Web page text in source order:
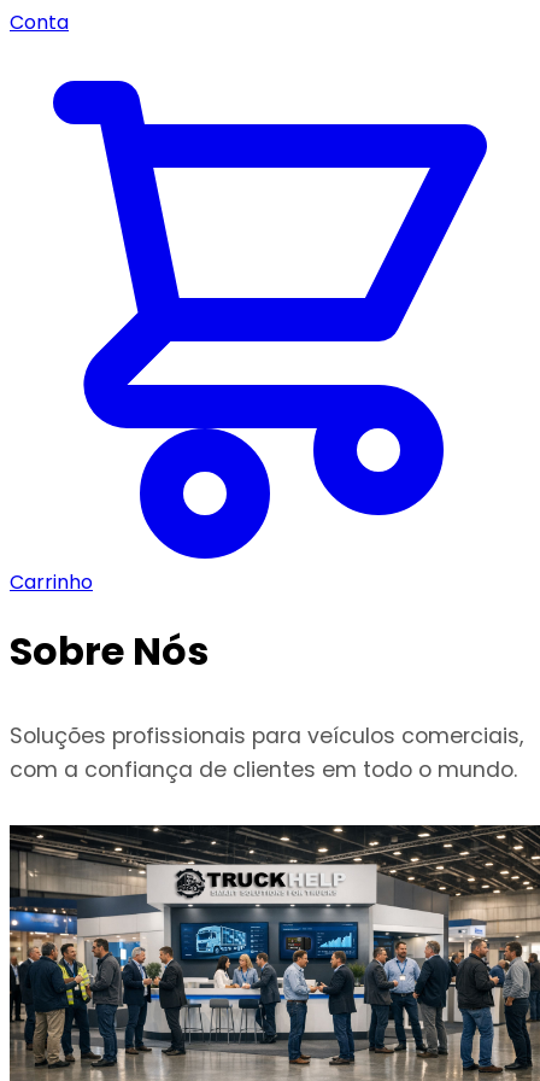
Conta
Carrinho
Sobre Nós
Soluções profissionais para veículos comerciais,
com a confiança de clientes em todo o mundo.